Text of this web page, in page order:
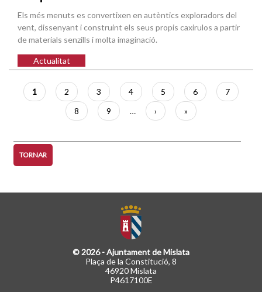
Els més menuts es convertixen en autèntics exploradors del
vent, dissenyant i construint els seus propis caxirulos a partir
de materials senzills i molta imaginació.
Actualitat
Paginació
Pàgina
actual
1 Pàgina
2 Pàgina
3 Pàgina
4 Pàgina
5 Pàgina
6 Pàgina
7
Pàgina
8 Pàgina
9 …
Pàgina
següent
›
Última
pàgina
»
TORNAR
© 2026 - Ajuntament de Mislata
Plaça de la Constitució, 8
46920 Mislata
P4617100E